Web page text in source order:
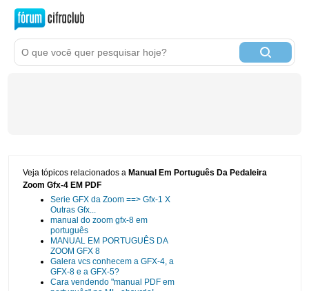
Veja tópicos relacionados a Manual Em Português Da Pedaleira
Zoom Gfx-4 EM PDF
Serie GFX da Zoom ==> Gfx-1 X
Outras Gfx...
manual do zoom gfx-8 em
português
MANUAL EM PORTUGUÊS DA
ZOOM GFX 8
Galera vcs conhecem a GFX-4, a
GFX-8 e a GFX-5?
Cara vendendo "manual PDF em